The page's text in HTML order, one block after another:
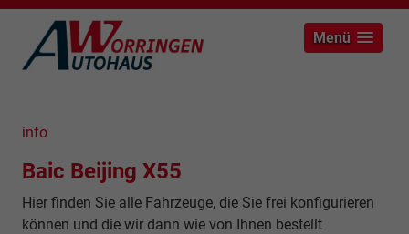
Menü
info
Baic Beijing X55
Hier finden Sie alle Fahrzeuge, die Sie frei konfigurieren
können und die wir dann wie von Ihnen bestellt